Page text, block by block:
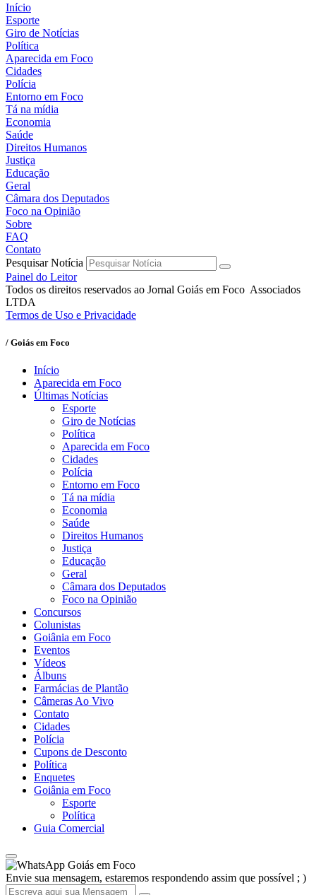
Início
Esporte
Giro de Notícias
Política
Aparecida em Foco
Cidades
Polícia
Entorno em Foco
Tá na mídia
Economia
Saúde
Direitos Humanos
Justiça
Educação
Geral
Câmara dos Deputados
Foco na Opinião
Sobre
FAQ
Contato
Pesquisar Notícia
Painel do Leitor
Todos os direitos reservados ao Jornal Goiás em Foco Associados
LTDA
Termos de Uso e Privacidade
/ Goiás em Foco
Início
Aparecida em Foco
Últimas Notícias
Esporte
Giro de Notícias
Política
Aparecida em Foco
Cidades
Polícia
Entorno em Foco
Tá na mídia
Economia
Saúde
Direitos Humanos
Justiça
Educação
Geral
Câmara dos Deputados
Foco na Opinião
Concursos
Colunistas
Goiânia em Foco
Eventos
Vídeos
Álbuns
Farmácias de Plantão
Câmeras Ao Vivo
Contato
Cidades
Polícia
Cupons de Desconto
Política
Enquetes
Goiânia em Foco
Esporte
Política
Guia Comercial
Goiás em Foco
Envie sua mensagem, estaremos respondendo assim que possível ; )